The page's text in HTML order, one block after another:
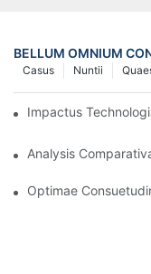
BELLUM OMNIUM
Nuntii
Casus
Impactus
Analysis
Optimae